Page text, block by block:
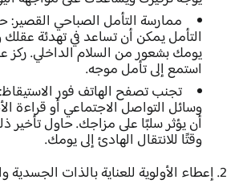
ممارسة التأمل الصباحي القصير:
التأمل يمكن أن تساعد في تهدئة عقلك
يومك بشعور من السلام الداخلي. ركز
استمع إلى تأمل موجه.
تجنب تصفح الهاتف فور الاستيقاظ:
وسائل التواصل الاجتماعي أو قراءة
أن يؤثر سلبًا على مزاجك. حاول
وقتًا للانتقال الهادئ إلى يومك.
2. إعطاء الأولوية للعناية بالذات الجسدية والعقلية: